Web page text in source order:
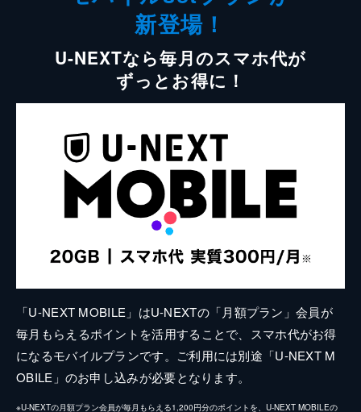
新登場！
U-NEXTなら毎月のスマホ代が
ずっとお得に！
「U-NEXT MOBILE」はU-NEXTの「月額プラン」会員が
毎月もらえるポイントを活用することで、スマホ代がお得
になるモバイルプランです。ご利用には別途「U-NEXT M
OBILE」のお申し込みが必要となります。
※U-NEXTの月額プラン会員が毎月もらえる1,200円分のポイントを、U-NEXT MOBILEの